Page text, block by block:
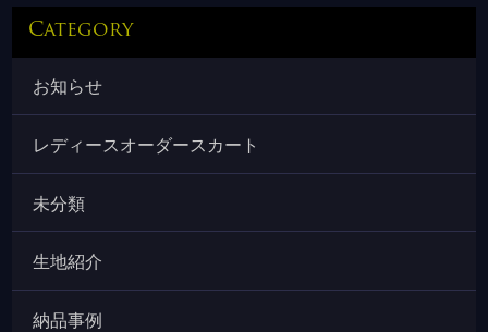
Category
お知らせ
レディースオーダースカート
未分類
生地紹介
納品事例